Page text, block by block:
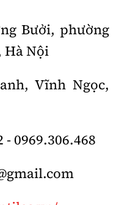
Bưởi, phường
Hà Nội
Vĩnh Ngọc,
0969.306.468